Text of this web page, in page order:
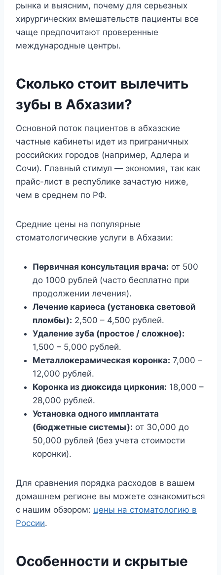
рынка и выясним, почему для серьезных
хирургических вмешательств пациенты все
чаще предпочитают проверенные
международные центры.
Сколько стоит вылечить
зубы в Абхазии?
Основной поток пациентов в абхазские
частные кабинеты идет из приграничных
российских городов (например, Адлера и
Сочи). Главный стимул — экономия, так как
прайс-лист в республике зачастую ниже,
чем в среднем по РФ.
Средние цены на популярные
стоматологические услуги в Абхазии:
Первичная консультация врача: от 500
до 1000 рублей (часто бесплатно при
продолжении лечения).
Лечение кариеса (установка световой
пломбы): 2,500 – 4,500 рублей.
Удаление зуба (простое / сложное):
1,500 – 5,000 рублей.
Металлокерамическая коронка: 7,000 –
12,000 рублей.
Коронка из диоксида циркония: 18,000 –
28,000 рублей.
Установка одного имплантата
(бюджетные системы): от 30,000 до
50,000 рублей (без учета стоимости
коронки).
Для сравнения порядка расходов в вашем
домашнем регионе вы можете ознакомиться
с нашим обзором: цены на стоматологию в
России.
Особенности и скрытые